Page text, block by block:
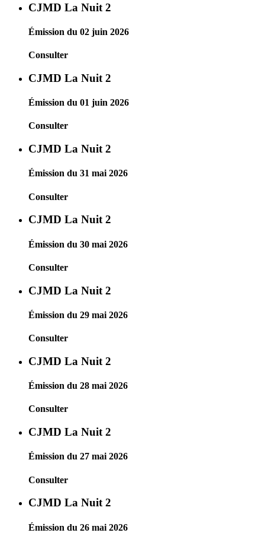
CJMD La Nuit 2
Émission du 02 juin 2026
Consulter
CJMD La Nuit 2
Émission du 01 juin 2026
Consulter
CJMD La Nuit 2
Émission du 31 mai 2026
Consulter
CJMD La Nuit 2
Émission du 30 mai 2026
Consulter
CJMD La Nuit 2
Émission du 29 mai 2026
Consulter
CJMD La Nuit 2
Émission du 28 mai 2026
Consulter
CJMD La Nuit 2
Émission du 27 mai 2026
Consulter
CJMD La Nuit 2
Émission du 26 mai 2026